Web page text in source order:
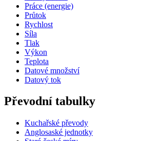
Práce (energie)
Průtok
Rychlost
Síla
Tlak
Výkon
Teplota
Datové množství
Datový tok
Převodní tabulky
Kuchařské převody
Anglosaské jednotky